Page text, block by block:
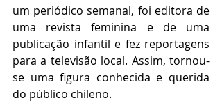
um periódico semanal, foi editora de
uma revista feminina e de uma
publicação infantil e fez reportagens
para a televisão local. Assim, tornou-
se uma figura conhecida e querida
do público chileno.